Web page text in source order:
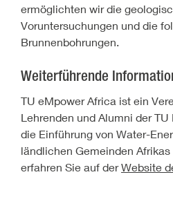
ermöglichten wir die
Voruntersuchungen und die
Brunnenbohrungen.
Weiterführende
TU eMpower Africa ist ein
Lehrenden und Alumni der
die Einführung von Water-
ländlichen Gemeinden
erfahren Sie auf derWebsite